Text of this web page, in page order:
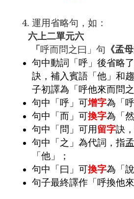
4. 運用省略句，如：
六上二單元六
「呼而問之曰」句 《孟
句中動詞「呼」後省略
訣，補入賓語「他」和
子初譯為「呼他來而問
句中「呼」可增字為「
句中「而」可換字為「
句中「問」可用留字訣
句中「之」為代詞，指
「他」；
句中「曰」可換字為「
句子最終譯作「呼換他